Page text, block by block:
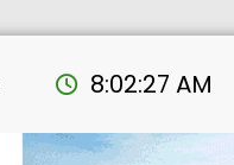
8:02:28 AM